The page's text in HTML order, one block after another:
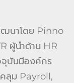
นาโดย Pinno
ผู้นำด้าน HR
จุบันมีองค์กร
คลุม Payroll,